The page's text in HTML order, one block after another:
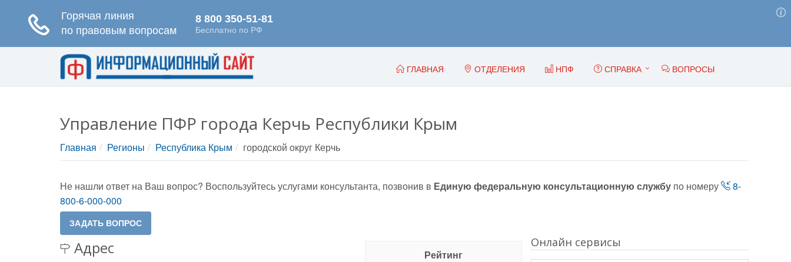
ГЛАВНАЯ ОТДЕЛЕНИЯ НПФ СПРАВКА ВОПРОСЫ
Управление ПФР города Керчь Республики Крым
Главная Регионы Республика Крым городской округ Керчь
Не нашли ответ на Ваш вопрос? Воспользуйтесь услугами консультанта, позвонив в Единую федеральную консультационную службу по номеру
8-
800-6-000-000
Адрес
Рейтинг
Онлайн сервисы